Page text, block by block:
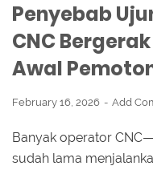
Penyebab
CNC
Awal
February 16, 2026 Add
Banyak operator
sudah lama